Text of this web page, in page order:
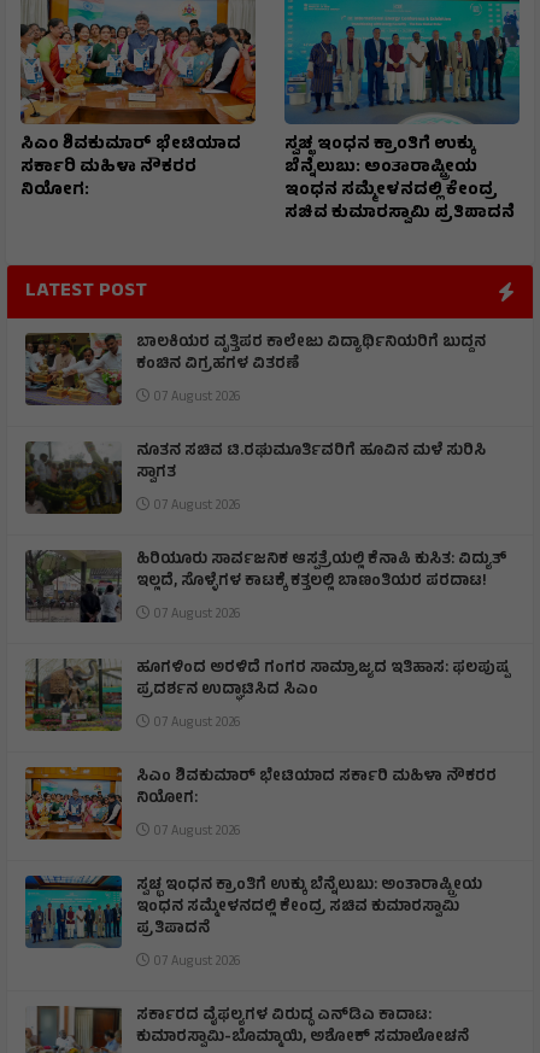
ಸಿಎಂ ಶಿವಕುಮಾರ್‌ ಭೇಟಿಯಾದ
ಸರ್ಕಾರಿ ಮಹಿಳಾ ನೌಕರರ
ನಿಯೋಗ:
ಸ್ವಚ್ಛ ಇಂಧನ ಕ್ರಾಂತಿಗೆ ಉಕ್ಕು
ಬೆನ್ನೆಲುಬು: ಅಂತಾರಾಷ್ಟ್ರೀಯ
ಇಂಧನ ಸಮ್ಮೇಳನದಲ್ಲಿ ಕೇಂದ್ರ
ಸಚಿವ ಕುಮಾರಸ್ವಾಮಿ ಪ್ರತಿಪಾದನೆ
LATEST POST
ಬಾಲಕಿಯರ ವೃತ್ತಿಪರ ಕಾಲೇಜು ವಿದ್ಯಾರ್ಥಿನಿಯರಿಗೆ ಬುದ್ದನ
ಕಂಚಿನ ವಿಗ್ರಹಗಳ ವಿತರಣೆ
07 August 2026
ನೂತನ ಸಚಿವ ಟಿ.ರಘುಮೂರ್ತಿವರಿಗೆ ಹೂವಿನ ಮಳೆ ಸುರಿಸಿ
ಸ್ವಾಗತ
07 August 2026
ಹಿರಿಯೂರು ಸಾರ್ವಜನಿಕ ಆಸ್ಪತ್ರೆಯಲ್ಲಿ ಕೆನಾಪಿ ಕುಸಿತ: ವಿದ್ಯುತ್‌
ಇಲ್ಲದೆ, ಸೊಳ್ಳೆಗಳ ಕಾಟಕ್ಕೆ ಕತ್ತಲಲ್ಲಿ ಬಾಣಂತಿಯರ ಪರದಾಟ!
07 August 2026
ಹೂಗಳಿಂದ ಅರಳಿದೆ ಗಂಗರ ಸಾಮ್ರಾಜ್ಯದ ಇತಿಹಾಸ: ಫಲಪುಷ್ಪ
ಪ್ರದರ್ಶನ ಉದ್ಘಾಟಿಸಿದ ಸಿಎಂ
07 August 2026
ಸಿಎಂ ಶಿವಕುಮಾರ್‌ ಭೇಟಿಯಾದ ಸರ್ಕಾರಿ ಮಹಿಳಾ ನೌಕರರ
ನಿಯೋಗ:
07 August 2026
ಸ್ವಚ್ಛ ಇಂಧನ ಕ್ರಾಂತಿಗೆ ಉಕ್ಕು ಬೆನ್ನೆಲುಬು: ಅಂತಾರಾಷ್ಟ್ರೀಯ
ಇಂಧನ ಸಮ್ಮೇಳನದಲ್ಲಿ ಕೇಂದ್ರ ಸಚಿವ ಕುಮಾರಸ್ವಾಮಿ
ಪ್ರತಿಪಾದನೆ
07 August 2026
ಸರ್ಕಾರದ ವೈಫಲ್ಯಗಳ ವಿರುದ್ಧ ಎನ್‌ಡಿಎ ಕಾದಾಟ:
ಕುಮಾರಸ್ವಾಮಿ-ಬೊಮ್ಮಾಯಿ, ಅಶೋಕ್ ಸಮಾಲೋಚನೆ